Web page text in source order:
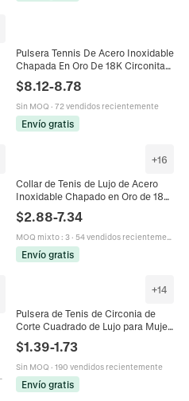
Pulsera Tennis De Acero Inoxidable
Chapada En Oro De 18K Circonita
Cúbica Cuadrada Joyería
Minimalista Para Mujer
$8.12-8.78
Sin MOQ · 72 vendidos recientemente
Envío gratis
+16
Collar de Tenis de Lujo de Acero
Inoxidable Chapado en Oro de 18K
de Piedras Preciosas
Rectangulares
$2.88-7.34
MOQ mixto: 3· 54 vendidos recientemente
Envío gratis
+14
Pulsera de Tenis de Circonia de
Corte Cuadrado de Lujo para Mujer
Cobre Chapado en Oro Brillante
Regalo de Cumpleaños Boda
$1.39-1.73
Sin MOQ · 190 vendidos recientemente
Envío gratis